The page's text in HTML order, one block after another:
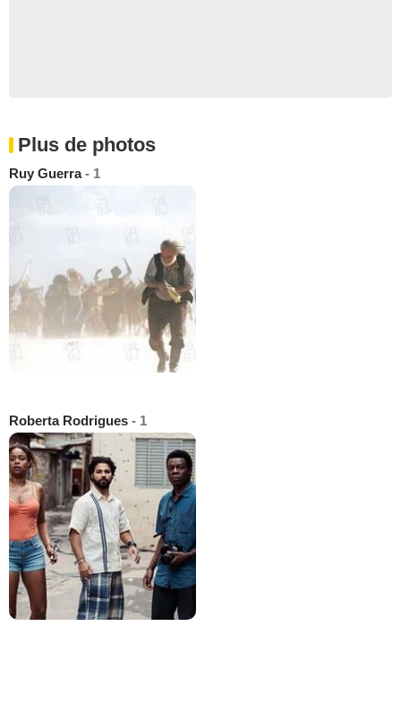
Plus de photos
Ruy Guerra- 1
Roberta Rodrigues - 1